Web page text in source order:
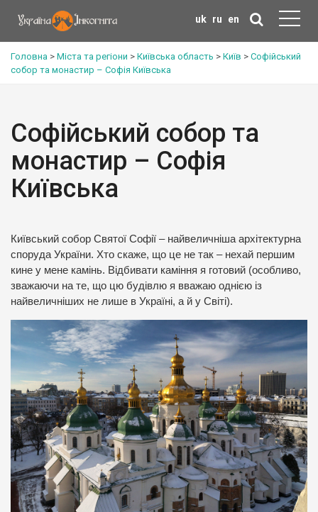
uk ru en
Головна > Міста та регіони > Київська область > Київ > Софійський
собор та монастир – Софія Київська
Софійський собор та
монастир – Софія
Київська
Київський собор Святої Софії – найвеличніша архітектурна
споруда України. Хто скаже, що це не так – нехай першим
кине у мене камінь. Відбивати каміння я готовий (особливо,
зважаючи на те, що цю будівлю я вважаю однією із
найвеличніших не лише в Україні, а й у Світі).